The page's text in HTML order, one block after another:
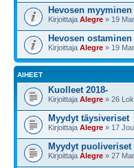
Hevosen
Kirjoittaja Alegre » 19
Hevosen
Kirjoittaja Alegre » 19
AIHEET
Kuolleet 2018-
Kirjoittaja Alegre » 26
Myydyt täysiveriset
Kirjoittaja Alegre » 17
Myydyt puoliveriset
Kirjoittaja Alegre » 27